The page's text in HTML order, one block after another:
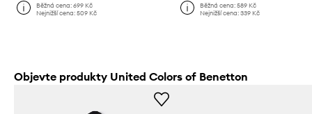
Běžná cena:699 Kč
Nejnižší cena:509 Kč
Běžná cena: 589 Kč
Nejnižší cena: 339 Kč
Objevte produkty United Colors of Benetton